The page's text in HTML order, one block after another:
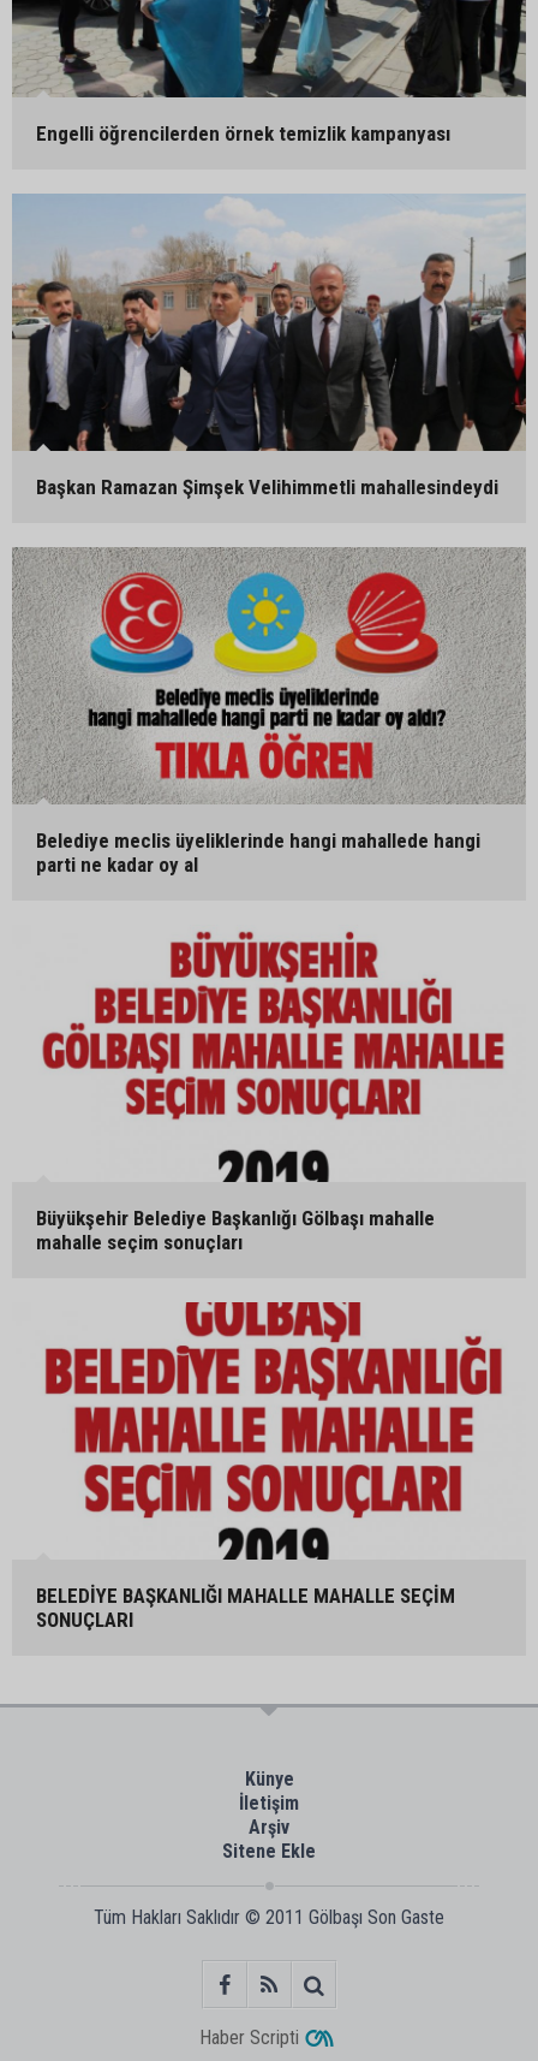
Engelli öğrencilerden örnek temizlik kampanyası
Başkan Ramazan Şimşek Velihimmetli mahallesindeydi
Belediye meclis üyeliklerinde hangi mahallede hangi
parti ne kadar oy al
Büyükşehir Belediye Başkanlığı Gölbaşı mahalle
mahalle seçim sonuçları
BELEDİYE BAŞKANLIĞI MAHALLE MAHALLE SEÇİM
SONUÇLARI
Künye
İletişim
Arşiv
Sitene Ekle
Tüm Hakları Saklıdır © 2011 Gölbaşı Son Gaste
Haber Scripti